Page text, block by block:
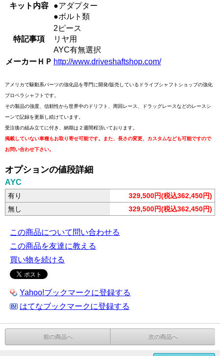
キット内容
●アダプター
●ボルト類
特記事項
2ピース
リヤ用
AYC有無選択
メーカーＨＰ http://www.driveshaftshop.com/
アメリカで駆動系パーツの強化品を専門に開発/販売しているドライブシャフトショップの強化
プロペラシャフトです。
その製品の強度、信頼性から世界中のドリフト、周回レース、ドラッグレースなどのレースシ
ーンで記録を更新し続けています。
受注後の組み立てに付き、納期は２週間程頂いております。
掲載していない車種もお取り寄せ可能です。また、長さの変更、カスタムなども可能ですので
お問い合わせ下さい。
オプションの値段詳細
AYC
有り
329,500円(税込362,450円)
無し
329,500円(税込362,450円)
この商品について問い合わせる
この商品を友達に教える
買い物を続ける
Yahoo!ブックマークに登録する
はてなブックマークに登録する
前の商品へ 次の商品へ